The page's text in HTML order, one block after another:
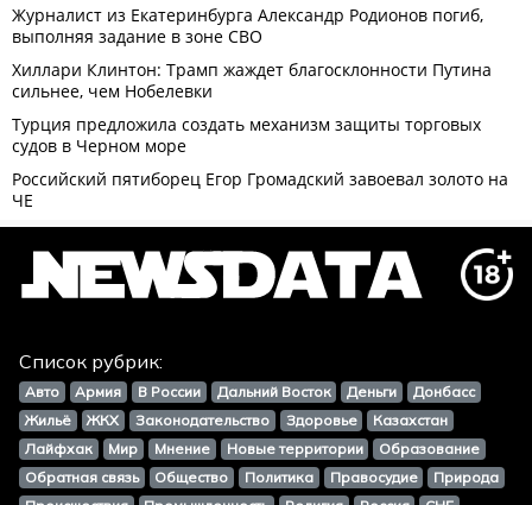
Список рубрик:
Авто Армия В России Дальний Восток Деньги
Донбасс
Жильё
ЖКХ Законодательство Здоровье
Казахстан
Лайфхак
Мир Мнение Новые территории
Образование
Обратная связь
Общество Политика Правосудие
Природа